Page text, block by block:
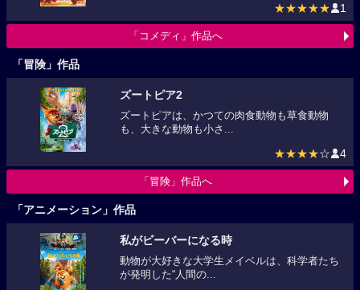
★★★★★ 1
「コメディ」作品へ
「冒険」作品
ズートピア2
ズートピアは、かつての肉食動物も草食動物
も、大きな動物も小さ...
★★★★☆ 4
「冒険」作品へ
「アニメーション」作品
私がビーバーになる時
動物が大好きな大学生メイベルは、科学者たち
が発明した“人間の...